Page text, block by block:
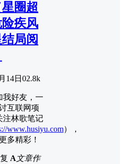
圈超
疾风
结局阅
14日 02.8k
我好友，一
互联网项
注林歌笔记
www.husiyu.com），
多精彩！
A文章作